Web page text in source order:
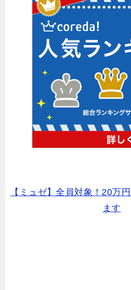
【ミュゼ】全員対象！20万
ます